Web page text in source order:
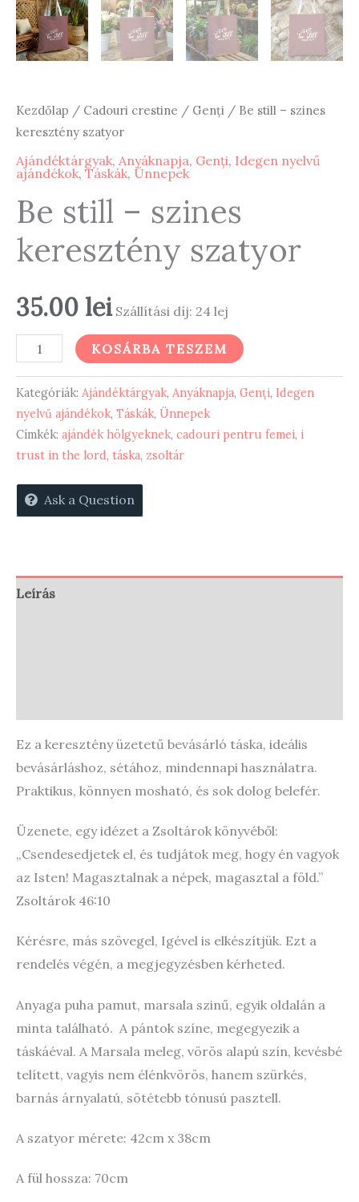
Kezdőlap / Cadouri crestine / Genți / Be still – szines
keresztény szatyor
Ajándéktárgyak, Anyáknapja, Genți, Idegen nyelvű
ajándékok, Táskák, Ünnepek
Be still – szines
keresztény szatyor
35.00 lei Szállítási díj: 24 lej
-
szines
keresztény
szatyor
mennyiség
KOSÁRBA TESZEM
Kategóriák: Ajándéktárgyak, Anyáknapja, Genți, Idegen
nyelvű ajándékok, Táskák, Ünnepek
Címkék: ajándék hölgyeknek, cadouri pentru femei, i
trust in the lord, táska, zsoltár
Ask a Question
Leírás
Ez a keresztény üzetetű bevásárló táska, ideális
bevásárláshoz, sétához, mindennapi használatra.
Praktikus, könnyen mosható, és sok dolog belefér.
Üzenete, egy idézet a Zsoltárok könyvéből:
„Csendesedjetek el, és tudjátok meg, hogy én vagyok
az Isten! Magasztalnak a népek, magasztal a föld.”
Zsoltárok 46:10
Kérésre, más szövegel, Igével is elkészítjük. Ezt a
rendelés végén, a megjegyzésben kérheted.
Anyaga puha pamut, marsala szinű, egyik oldalán a
minta található. A pántok színe, megegyezik a
táskáéval. A Marsala meleg, vörös alapú szín, kevésbé
telített, vagyis nem élénkvörös, hanem szürkés,
barnás árnyalatú, sötétebb tónusú pasztell.
A szatyor mérete: 42cm x 38cm
A fül hossza: 70cm